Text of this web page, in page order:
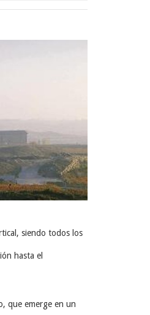
siendo todos los
hasta el
que emerge en un